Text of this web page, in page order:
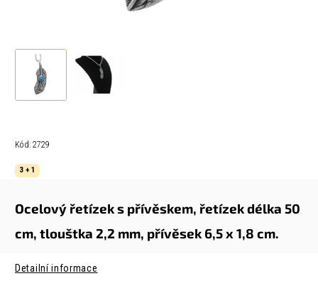
Kód: 2729
3 + 1
Ocelový řetízek s přívěskem, řetízek délka 50
cm, tlouštka 2,2 mm, přívěsek 6,5 x 1,8 cm.
Detailní informace